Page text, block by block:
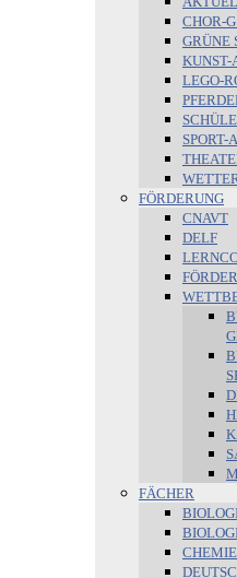
CHOR-
GRÜNE
KUNST-
LEGO-
SPORT-
FÖRDERUNG
CNAVT
DELF
FÄCHER
CHEMIE